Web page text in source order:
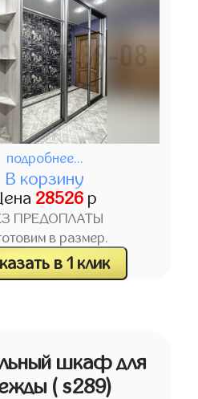
подробнее...
В корзину
28526 р
ПРЕДОПЛАТЫ
в размер.
в 1 клик
шкаф для
( s289)